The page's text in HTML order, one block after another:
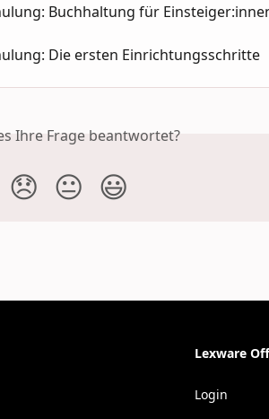
Buchhaltung für
Die ersten Einrichtungsschritte
Ihre Frage beantwortet?
😞 😐 😃
Lexware
Login